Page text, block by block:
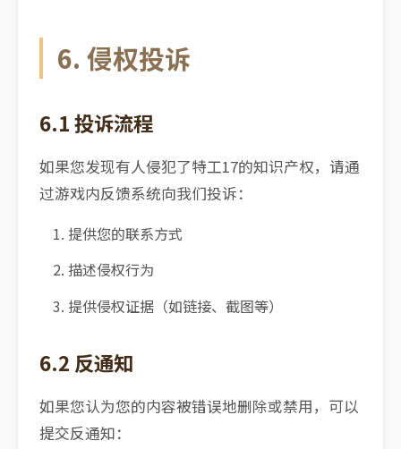
6. 侵权投诉
6.1 投诉流程
如果您发现有人侵犯了特工17的知识产权，请通
过游戏内反馈系统向我们投诉：
提供您的联系方式
描述侵权行为
提供侵权证据（如链接、截图等）
6.2 反通知
如果您认为您的内容被错误地删除或禁用，可以
提交反通知：